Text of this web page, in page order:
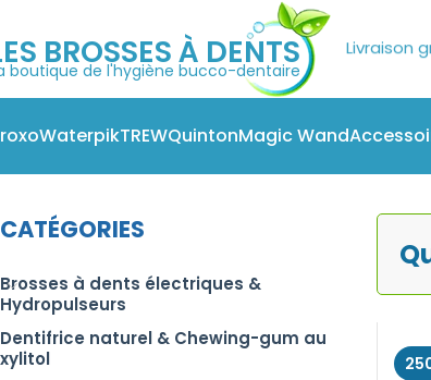
BROSSES À DENTS
boutique de l'hygiène bucco-dentaire
WaterpikTREWQuintonMagic Wand
CATÉGORIES
Brosses à dents électriques &
Hydropulseurs
Dentifrice naturel & Chewing-gum au
xylitol